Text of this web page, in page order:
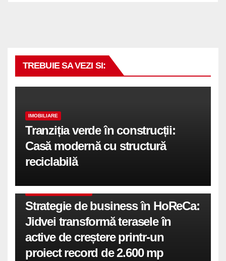
TREBUIE SA VEZI SI:
IMOBILIARE
Tranziția verde în construcții:
Casă modernă cu structură
reciclabilă
Strategie de business în HoReCa:
Jidvei transformă terasele în
active de creștere printr-un
proiect record de 2.600 mp